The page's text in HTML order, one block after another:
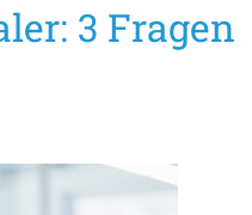
3 Fragen